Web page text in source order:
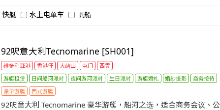
快艇 水上电单车 帆船
92呎意大利Tecnomarine [SH001]
维多利亚港 香港仔 大屿山 屯门
西貢
游艇租赁
日间船河派对 夜间游河派对 生日派对 游艇婚礼 婚纱摄影
商务接待
豪华游艇
西式游艇
92呎意大利 Tecnomarine 豪华游艇，船河之选，适合商务会议、公